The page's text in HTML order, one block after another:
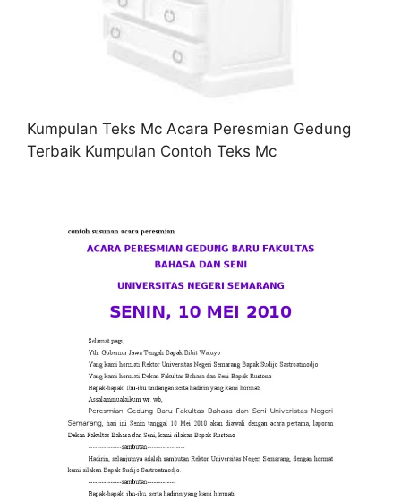
Kumpulan Teks Mc Acara Peresmian Gedung
Terbaik Kumpulan Contoh Teks Mc